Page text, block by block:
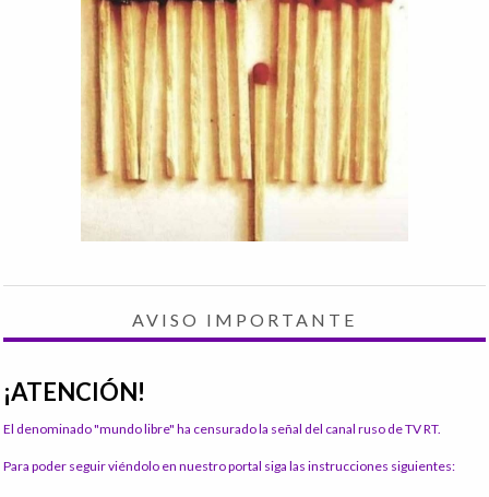
AVISO IMPORTANTE
¡ATENCIÓN!
El denominado "mundo libre" ha censurado la señal del canal ruso de TV RT.
Para poder seguir viéndolo en nuestro portal siga las instrucciones siguientes: